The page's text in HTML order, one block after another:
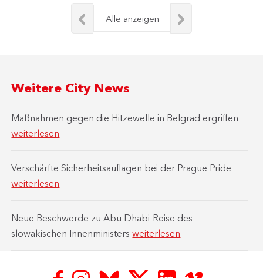
Alle anzeigen
Weitere City News
Maßnahmen gegen die Hitzewelle in Belgrad ergriffen
weiterlesen
Verschärfte Sicherheitsauflagen bei der Prague Pride
weiterlesen
Neue Beschwerde zu Abu Dhabi-Reise des
slowakischen Innenministersweiterlesen